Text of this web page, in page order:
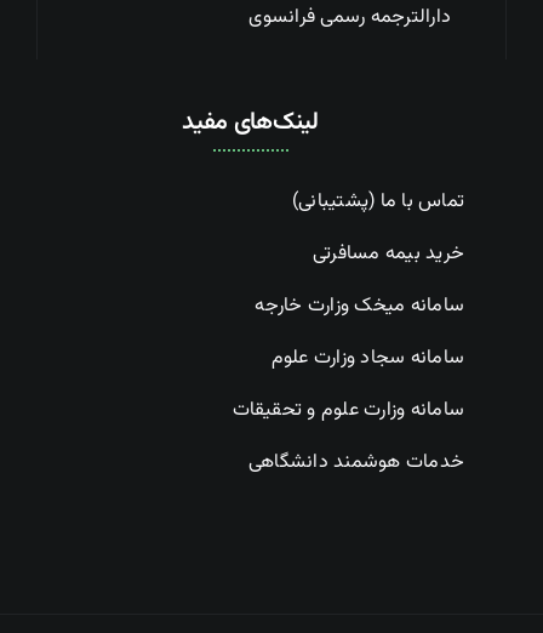
دارالترجمه رسمی فرانسوی
لینک‌های مفید
تماس با ما (پشتیبانی)
خرید بیمه مسافرتی
سامانه میخک وزارت خارجه
سامانه سجاد وزارت علوم
سامانه وزارت علوم و تحقیقات
خدمات هوشمند دانشگاهی